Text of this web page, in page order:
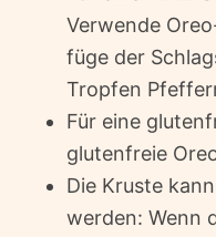
Verwende
füge der
Tropfen
Für eine
glutenfreie
Die Kruste
werden: Wenn